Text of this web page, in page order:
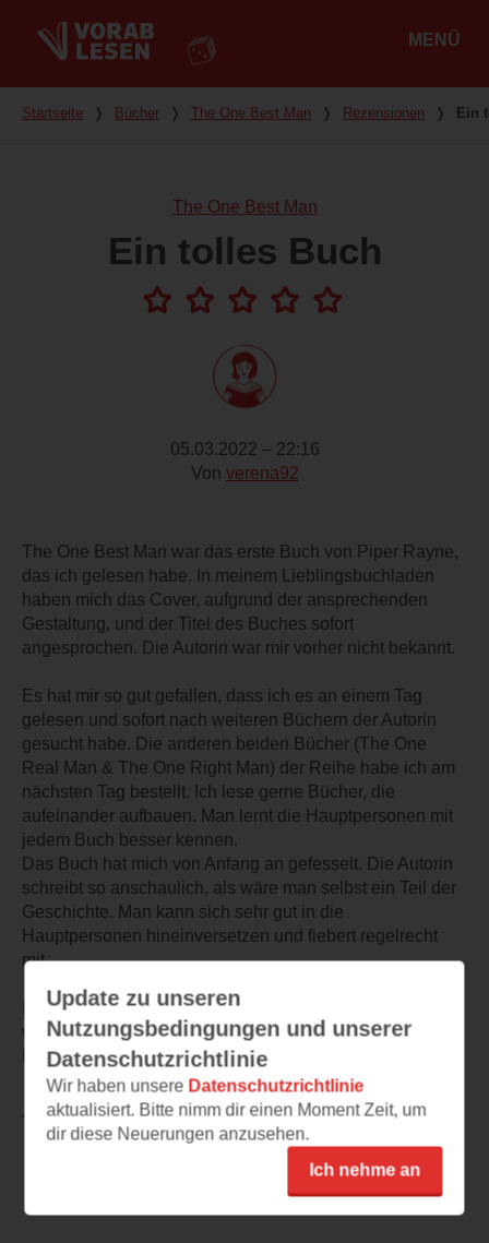
MENÜ
Du bist hier
Startseite ❭ Bücher ❭ The One Best Man ❭ Rezensionen ❭ Ein
The One Best Man
Ein tolles Buch
05.03.2022 – 22:16
Von verena92
The One Best Man war das erste Buch von Piper Rayne,
das ich gelesen habe. In meinem Lieblingsbuchladen
haben mich das Cover, aufgrund der ansprechenden
Gestaltung, und der Titel des Buches sofort
angesprochen. Die Autorin war mir vorher nicht bekannt.
Es hat mir so gut gefallen, dass ich es an einem Tag
gelesen und sofort nach weiteren Büchern der Autorin
gesucht habe. Die anderen beiden Bücher (The One
Real Man & The One Right Man) der Reihe habe ich am
nächsten Tag bestellt. Ich lese gerne Bücher, die
aufeinander aufbauen. Man lernt die Hauptpersonen mit
jedem Buch besser kennen.
Das Buch hat mich von Anfang an gefesselt. Die Autorin
schreibt so anschaulich, als wäre man selbst ein Teil der
Geschichte. Man kann sich sehr gut in die
Hauptpersonen hineinversetzen und fiebert regelrecht
mit.
Ich kann das Buch/die Bücher von Piper Rayne sehr
weiterempfehlen. Ich freue mich schon auf alle weiteren
Bücher von ihr.
TEILEN
Update zu unseren
Nutzungsbedingungen und unserer
Datenschutzrichtlinie
Wir haben unsere Datenschutzrichtlinie
aktualisiert. Bitte nimm dir einen Moment Zeit, um
dir diese Neuerungen anzusehen.
Ich nehme an